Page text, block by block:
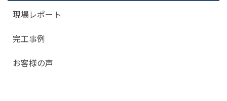
現場レポート
完工事例
お客様の声